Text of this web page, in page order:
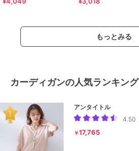
もっとみる
カーディガンの人気ランキング
アンタイトル
4.50
￥17,765